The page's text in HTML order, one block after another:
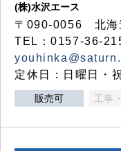
(株)水沢エース
〒090-0056 北海
TEL：0157-36-
定休日：日曜日・
販売可 工事